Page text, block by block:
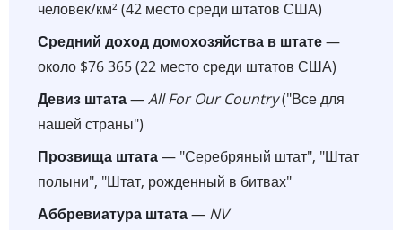
человек/км² (42 место среди штатов США)
Средний доход домохозяйства в штате—
около $76 365 (22 место среди штатов США)
Девиз штата—All For Our Country("Все для
нашей страны")
Прозвища штата— "Серебряный штат", "Штат
полыни", "Штат, рожденный в битвах"
Аббревиатура штата— NV